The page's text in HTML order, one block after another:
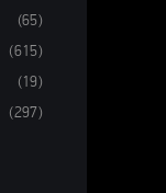
(65)
(615)
(19)
(297)